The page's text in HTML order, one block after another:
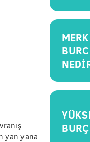
yan yana
BURÇ